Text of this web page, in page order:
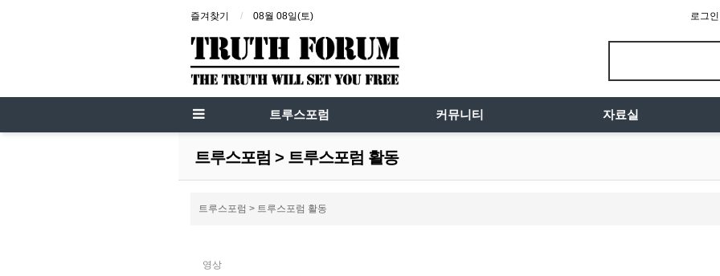
즐겨찾기 08월 08일(토) 로그인
트루스포럼 커뮤니티 자료실
트루스포럼 > 트루스포럼 활동
트루스포럼 > 트루스포럼 활동
영상